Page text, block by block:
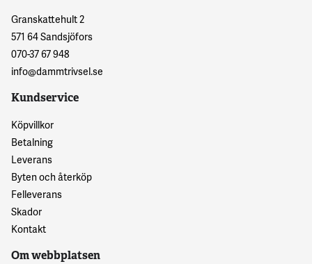
Granskattehult 2
571 64 Sandsjöfors
070-37 67 948
info@dammtrivsel.se
Kundservice
Köpvillkor
Betalning
Leverans
Byten och återköp
Felleverans
Skador
Kontakt
Om webbplatsen